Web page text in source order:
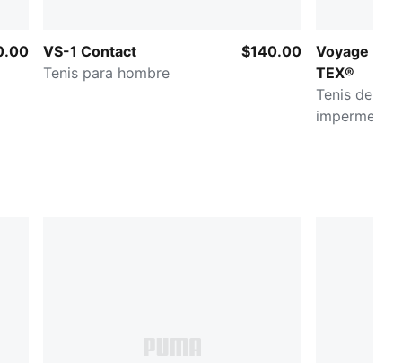
VS-1 Contact
Tenis para hombre
$140.00
Voyage
TEX®
Tenis de